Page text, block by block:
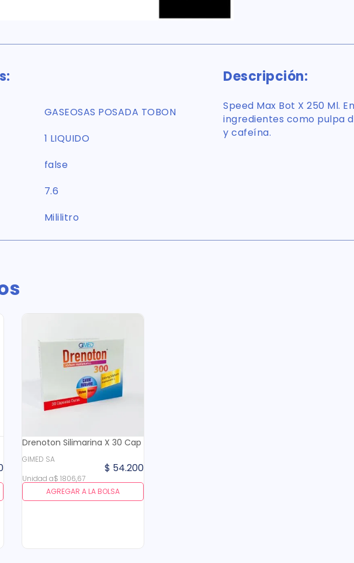
GASEOSAS POSADA TOBON
1 LIQUIDO
false
7.6
Mililitro
Descripción:
Speed Max Bot X 250 Ml.
ingredientes como pulpa
y cafeína.
Drenoton Silimarina X 30 Cap
GIMED SA
$ 54.200
Unidad a$ 1806,67
AGREGAR A LA BOLSA